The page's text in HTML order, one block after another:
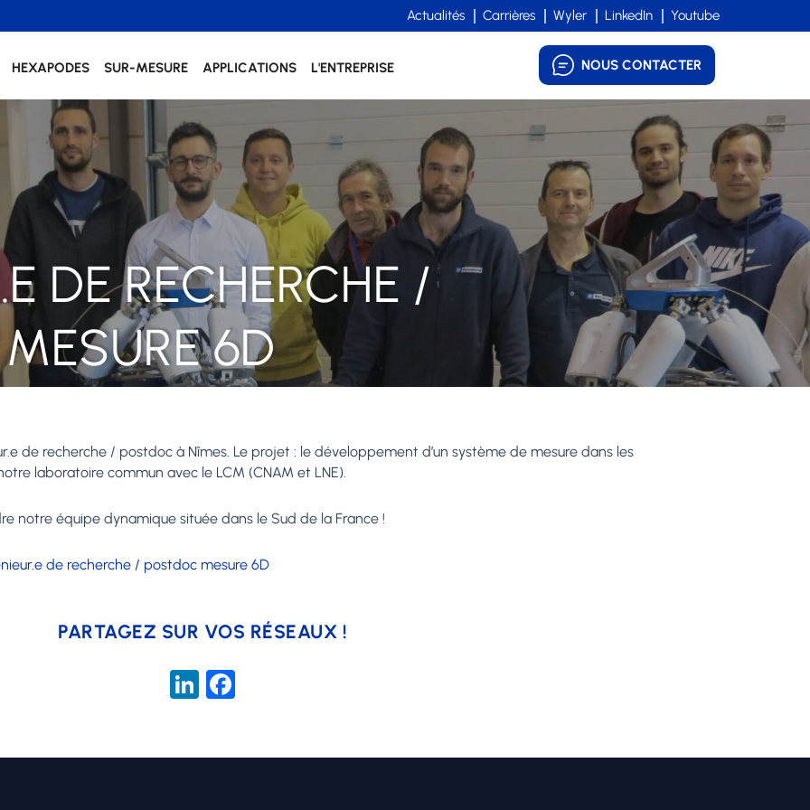
Actualités Carrières Wyler LinkedIn Youtube
HEXAPODES SUR-MESURE APPLICATIONS L'ENTREPRISE NOUS CONTACTER
DE RECHERCHE /
6D
de recherche / postdoc à Nîmes. Le projet : le développement d’un système de mesure dans les
laboratoire commun avec le LCM (CNAM et LNE).
notre équipe dynamique située dans le Sud de la France !
de recherche / postdoc mesure 6D
PARTAGEZ SUR VOS RÉSEAUX !
LinkedIn